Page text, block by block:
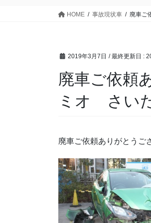
HOME 事故現状車 廃車ご
2019年3月7日 / 最終更新日 :
廃車ご依頼
ミオ さい
廃車ご依頼ありがとう